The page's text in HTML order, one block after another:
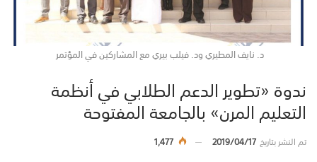
د. نايف المطيري ود. فيلب بيري مع المشاركين في المؤتمر
ندوة «تطوير الدعم الطلابي في أنظمة
التعليم المرن» بالجامعة المفتوحة
تم النشر بتاريخ2019/04/17
1,477